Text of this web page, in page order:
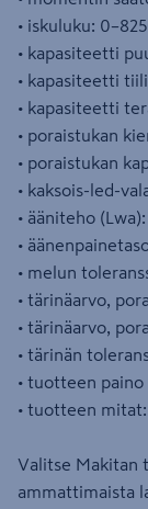
• iskuluku:
• kapasiteetti
• kapasiteetti
• kapasiteetti
• poraistukan
• poraistukan
• kaksois-led-
• ääniteho
•
• melun
• tärinäarvo,
• tärinäarvo,
• tärinän
• tuotteen paino
• tuotteen mitat:
Valitse Makitan
ammattimaista